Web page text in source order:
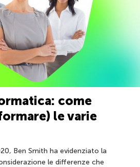
come
le varie
Ben Smith ha evidenziato la
le differenze che